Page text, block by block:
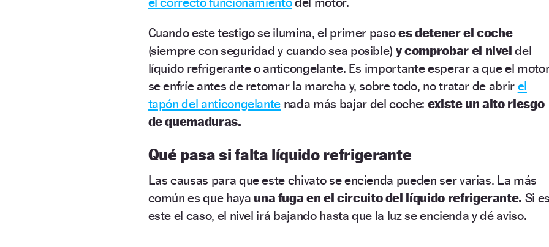
Cuando este testigo se ilumina, el primer pasoes detener el coche
(siempre con seguridad y cuando sea posible) y comprobar el nivel del
líquido refrigerante o anticongelante. Es importante esperar a que el
se enfríe antes de retomar la marcha y, sobre todo, no tratar de abrir el
tapón del anticongelante nada más bajar del coche: existe un alto riesgo
de quemaduras.
Qué pasa si falta líquido refrigerante
Las causas para que este chivato se encienda pueden ser varias. La más
común es que haya una fuga en el circuito del líquido refrigerante. Si
este el caso, el nivel irá bajando hasta que la luz se encienda y dé aviso.